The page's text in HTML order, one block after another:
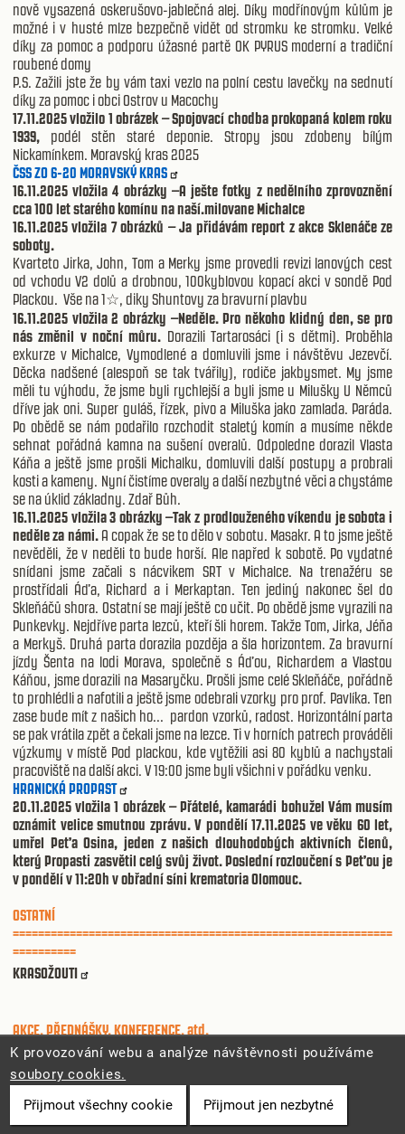
nově vysazená oskerušovo-jablečná alej. Díky modřínovým kůlům je
možné i v husté mlze bezpečně vidět od stromku ke stromku. Velké
díky za pomoc a podporu úžasné partě OK PYRUS moderní a tradiční
roubené domy
P.S. Zažili jste že by vám taxi vezlo na polní cestu lavečky na sednutí
díky za pomoc i obci Ostrov u Macochy
17.11.2025 vložilo 1 obrázek – Spojovací chodba prokopaná kolem roku
1939, podél stěn staré deponie. Stropy jsou zdobeny bílým
Nickamínkem. Moravský kras 2025
ČSS ZO 6-20 MORAVSKÝ KRAS
16.11.2025 vložila 4 obrázky –A ješte fotky z nedělního zprovoznění
cca 100 let starého komínu na naší.milovane Michalce
16.11.2025 vložila 7 obrázků – Ja přidávám report z akce Sklenáče ze
soboty.
Kvarteto Jirka, John, Tom a Merky jsme provedli revizi lanových cest
od vchodu V2 dolů a drobnou, 100kyblovou kopací akci v sondě Pod
Plackou. Vše na 1☆, diky Shuntovy za bravurní plavbu
16.11.2025 vložila 2 obrázky –Neděle. Pro někoho klidný den, se pro
nás změnil v noční můru. Dorazili Tartarosáci (i s dětmi). Proběhla
exkurze v Michalce, Vymodlené a domluvili jsme i návštěvu Jezevčí.
Děcka nadšené (alespoň se tak tvářily), rodiče jakbysmet. My jsme
měli tu výhodu, že jsme byli rychlejší a byli jsme u Milušky U Němců
dříve jak oni. Super guláš, řízek, pivo a Miluška jako zamlada. Paráda.
Po obědě se nám podařilo rozchodit staletý komín a musíme někde
sehnat pořádná kamna na sušení overalů. Odpoledne dorazil Vlasta
Káňa a ještě jsme prošli Michalku, domluvili další postupy a probrali
kosti a kameny. Nyní čistíme overaly a další nezbytné věci a chystáme
se na úklid základny. Zdař Bůh.
16.11.2025 vložila 3 obrázky –Tak z prodlouženého víkendu je sobota i
neděle za námi. A copak že se to dělo v sobotu. Masakr. A to jsme ještě
nevěděli, že v neděli to bude horší. Ale napřed k sobotě. Po vydatné
snídani jsme začali s nácvikem SRT v Michalce. Na trenažéru se
prostřídali Áďa, Richard a i Merkaptan. Ten jediný nakonec šel do
Skleňáčů shora. Ostatní se mají ještě co učit. Po obědě jsme vyrazili na
Punkevky. Nejdříve parta lezců, kteří šli horem. Takže Tom, Jirka, Jéňa
a Merkyš. Druhá parta dorazila pozděja a šla horizontem. Za bravurní
jízdy Šenta na lodi Morava, společně s Áďou, Richardem a Vlastou
Káňou, jsme dorazili na Masaryčku. Prošli jsme celé Skleňáče, pořádně
to prohlédli a nafotili a ještě jsme odebrali vzorky pro prof. Pavlíka. Ten
zase bude mít z našich ho... pardon vzorků, radost. Horizontální parta
se pak vrátila zpět a čekali jsme na lezce. Ti v horních patrech prováděli
výzkumy v místě Pod plackou, kde vytěžili asi 80 kyblů a nachystali
pracoviště na další akci. V 19:00 jsme byli všichni v pořádku venku.
HRANICKÁ PROPAST
20.11.2025 vložila 1 obrázek – Přátelé, kamarádi bohužel Vám musím
oznámit velice smutnou zprávu. V pondělí 17.11.2025 ve věku 60 let,
umřel Peťa Osina, jeden z našich dlouhodobých aktivních členů,
který Propasti zasvětil celý svůj život.Poslední rozloučení s Peťou je
v pondělí v 11:20h v obřadní síni krematoria Olomouc.
OSTATNÍ
============================================================
==========
KRASOŽOUTI
AKCE, PŘEDNÁŠKY, KONFERENCE, atd.
============================================================
==========
25. – 30.11.2025 – Festival Rajbas v Blansku 2025 – festival setkání,
filmů a dobrodružství
K provozování webu a analýze návštěvnosti používáme
soubory cookies.
Přijmout všechny cookie
Přijmout jen nezbytné